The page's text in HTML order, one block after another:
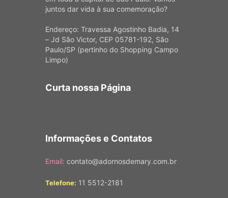
juntos dar vida à sua comemoração?
Endereço: Travessa Agostinho Badia, 14
– Jd São Victor, CEP 05781-192, São
Paulo/SP (pertinho do Shopping Campo
Limpo)
Curta nossa Página
Informações e Contatos
Email: contato@adornosdemary.com.br
Telefone: 11 5512-2181